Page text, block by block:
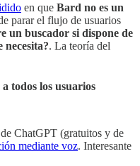
en que Bard no es un
parar el flujo de usuarios
un buscador si dispone de
necesita?. La teoría del
todos los usuarios
ChatGPT (gratuitos y de
mediante voz. Interesante